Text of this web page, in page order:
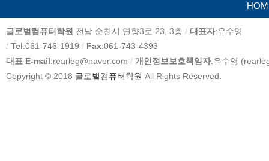
카
피
라
이
글로벌컴퓨터학원 전남 순천시 연향3로 23, 3층 / 대표자:유수영
/ Tel:061-746-1919 / Fax:061-743-4393
대표 E-mail:rearleg@naver.com / 개인정보보호책임자:유수영
Copyright © 2018 글로벌컴퓨터학원 All Rights Reserved.